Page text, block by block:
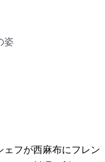
姿
ェフが西麻布にフレン